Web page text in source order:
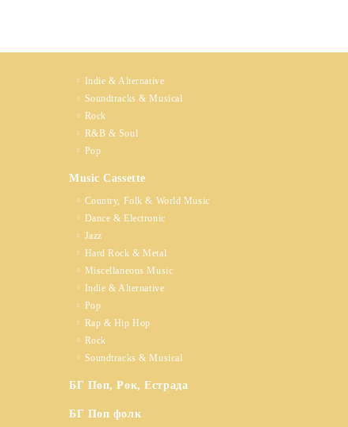
Indie & Alternative
Soundtracks & Musical
Rock
R&B & Soul
Pop
Music Cassette
Country, Folk & World Music
Dance & Electronic
Jazz
Hard Rock & Metal
Miscellaneous Music
Indie & Alternative
Pop
Rap & Hip Hop
Rock
Soundtracks & Musical
БГ Поп, Рок, Естрада
БГ Поп фолк